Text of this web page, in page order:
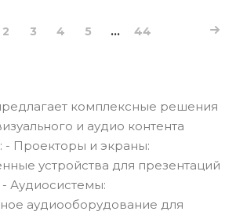
2 3 4 5 ... 44
комплексные решения
и аудио контента
- Проекторы и экраны:
устройства для презентаций
Аудиосистемы:
аудиооборудование для